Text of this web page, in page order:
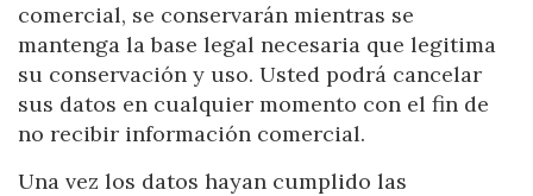
comercial, se conservarán mientras se
mantenga la base legal necesaria que legitima
su conservación y uso. Usted podrá cancelar
sus datos en cualquier momento con el fin de
no recibir información comercial.
Una vez los datos hayan cumplido las